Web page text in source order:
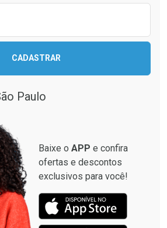
CADASTRAR
Paulo
Baixe o APP e confira
ofertas e descontos
exclusivos para você!